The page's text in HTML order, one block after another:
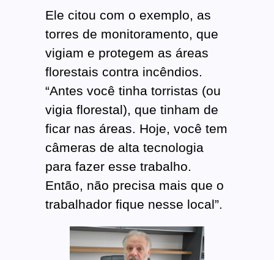
Ele citou com o exemplo, as
torres de monitoramento, que
vigiam e protegem as áreas
florestais contra incêndios.
“Antes você tinha torristas (ou
vigia florestal), que tinham de
ficar nas áreas. Hoje, você tem
câmeras de alta tecnologia
para fazer esse trabalho.
Então, não precisa mais que o
trabalhador fique nesse local”.